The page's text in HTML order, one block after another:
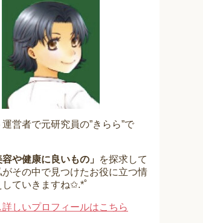
営者で元研究員の”きらら”で
容や健康に良いもの」 を探求して
がその中で見つけたお役に立つ情
ていきますね✩.*˚
しいプロフィールはこちら